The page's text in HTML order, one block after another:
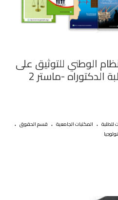
الوطني للتوثيق على
للطلبة . المكتبات الجامعية . قسم الحقوق .